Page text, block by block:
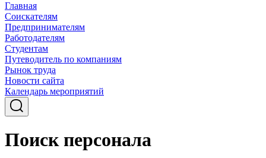
Главная
Соискателям
Предпринимателям
Работодателям
Студентам
Путеводитель по компаниям
Рынок труда
Новости сайта
Календарь мероприятий
Поиск персонала